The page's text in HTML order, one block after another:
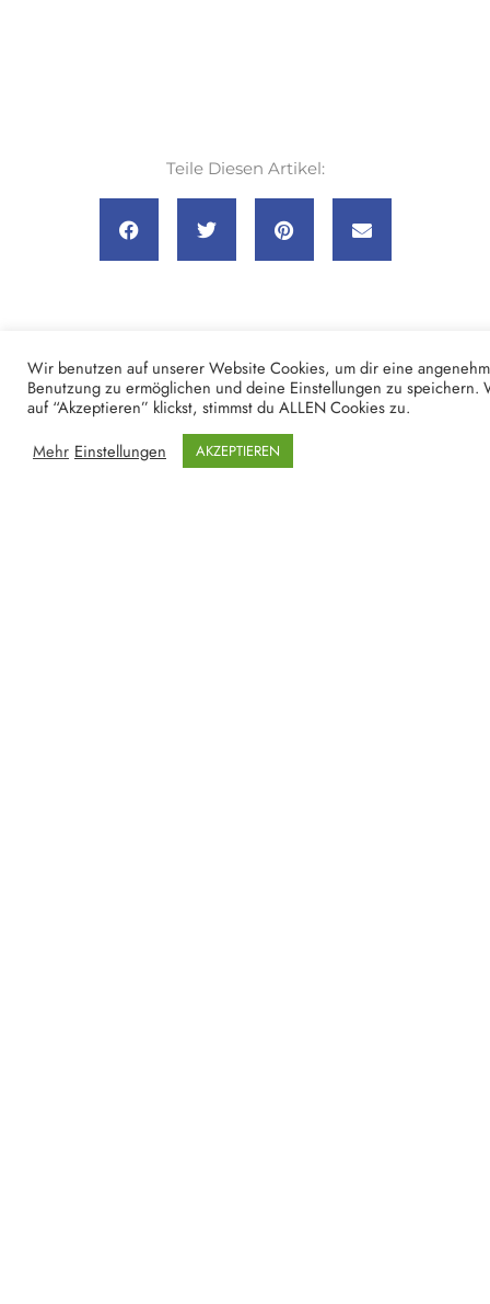
Teile Diesen Artikel:
WEITERE ARTIKEL
Wir benutzen auf unserer Website Cookies, um dir eine
Benutzung zu ermöglichen und deine Einstellungen zu speichern.
auf “Akzeptieren” klickst, stimmst du ALLEN Cookies zu.
Mehr Einstellungen AKZEPTIEREN